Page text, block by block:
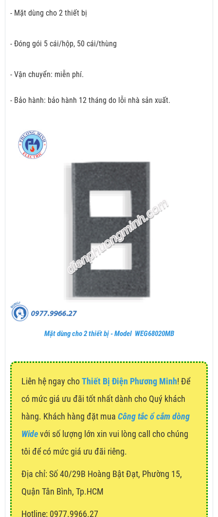
- Mặt dùng cho 2 thiết bị
- Đóng gói 5 cái/hộp, 50 cái/thùng
- Vận chuyển: miễn phí.
- Bảo hành: bảo hành 12 tháng do lỗi nhà sản xuất.
Mặt dùng cho 2 thiết bị - Model WEG68020MB
Liên hệ ngay choThiết Bị Điện Phương Minh! Để
có mức giá ưu đãi tốt nhất dành cho Quý khách
hàng. Khách hàng đặt mua Công tắc ổ cắm dòng
Widevới số lượng lớn xin vui lòng call cho chúng
tôi để có mức giá ưu đãi riêng.
Địa chỉ: Số 40/29B Hoàng Bật Đạt, Phường 15,
Quận Tân Bình, Tp.HCM
Hotline: 0977.9966.27